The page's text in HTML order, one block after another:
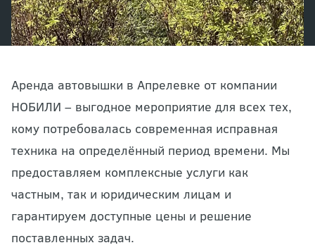
Аренда автовышки в Апрелевке от компании
НОБИЛИ – выгодное мероприятие для всех тех,
кому потребовалась современная исправная
техника на определённый период времени. Мы
предоставляем комплексные услуги как
частным, так и юридическим лицам и
гарантируем доступные цены и решение
поставленных задач.